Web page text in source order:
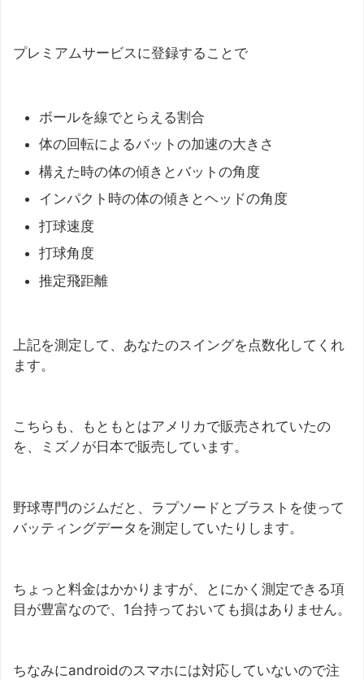
プレミアムサービスに登録することで
ボールを線でとらえる割合
体の回転によるバットの加速の大きさ
構えた時の体の傾きとバットの角度
インパクト時の体の傾きとヘッドの角度
打球速度
打球角度
推定飛距離
上記を測定して、あなたのスイングを点数化してくれ
ます。
こちらも、もともとはアメリカで販売されていたの
を、ミズノが日本で販売しています。
野球専門のジムだと、ラプソードとブラストを使って
バッティングデータを測定していたりします。
ちょっと料金はかかりますが、とにかく測定できる項
目が豊富なので、1台持っておいても損はありません。
ちなみにandroidのスマホには対応していないので注